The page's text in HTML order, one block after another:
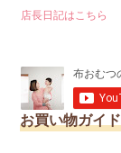
店長日記はこちら
お買い物ガイド